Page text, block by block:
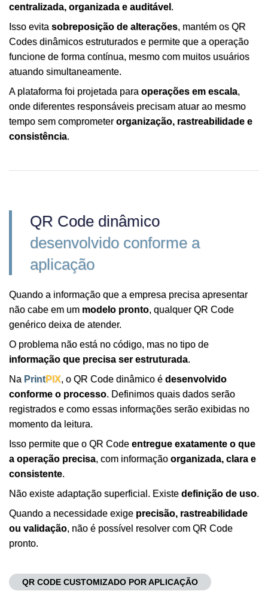
centralizada, organizada e auditável .
Isso evita sobreposição de alterações, mantém os QR
Codes dinâmicos estruturados e permite que a operação
funcione de forma contínua, mesmo com muitos usuários
atuando simultaneamente.
A plataforma foi projetada para operações em escala,
onde diferentes responsáveis precisam atuar ao mesmo
tempo sem comprometerorganização, rastreabilidade e
consistência.
QR Code dinâmico
desenvolvido conforme a
aplicação
Quando a informação que a empresa precisa apresentar
não cabe em um modelo pronto, qualquer QR Code
genérico deixa de atender.
O problema não está no código, mas no tipo de
informação que precisa ser estruturada.
Na PrintPIX, o QR Code dinâmico é desenvolvido
conforme o processo. Definimos quais dados serão
registrados e como essas informações serão exibidas no
momento da leitura.
Isso permite que o QR Code entregue exatamente o que
a operação precisa, com informação organizada, clara e
consistente.
Não existe adaptação superficial. Existe definição de uso.
Quando a necessidade exige precisão, rastreabilidade
ou validação, não é possível resolver com QR Code
pronto.
QR CODE CUSTOMIZADO POR APLICAÇÃO